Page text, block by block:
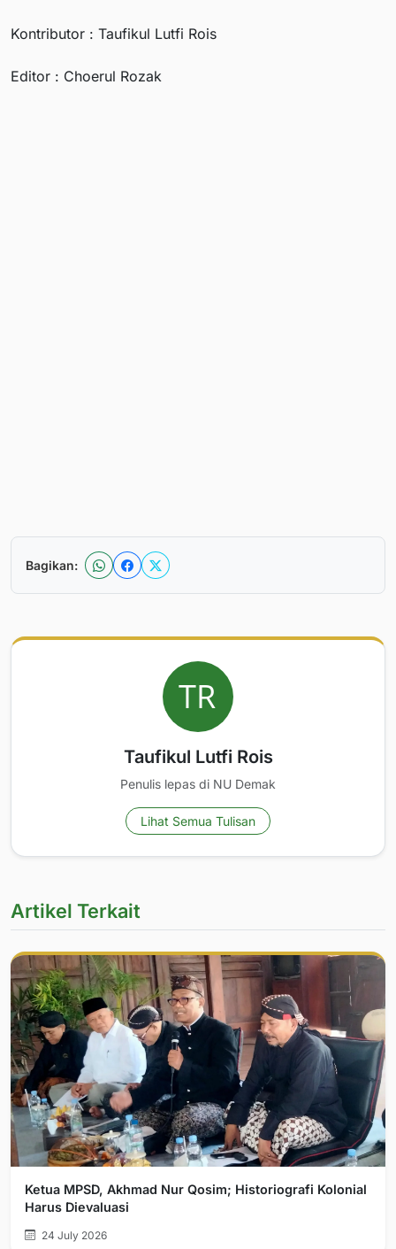
Kontributor : Taufikul Lutfi Rois
Editor : Choerul Rozak
Bagikan:
Taufikul Lutfi Rois
Penulis lepas di NU Demak
Lihat Semua Tulisan
Artikel Terkait
Ketua MPSD, Akhmad Nur Qosim; Historiografi Kolonial
Harus Dievaluasi
24 July 2026